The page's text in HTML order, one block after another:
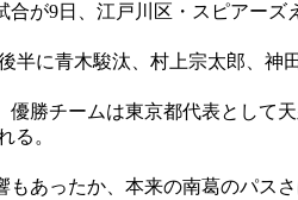
が9日、江戸川区・スピアー
に青木駿汰、村上宗太郎、神
勝チームは東京都代表として
る。
もあったか、本来の南葛のパス